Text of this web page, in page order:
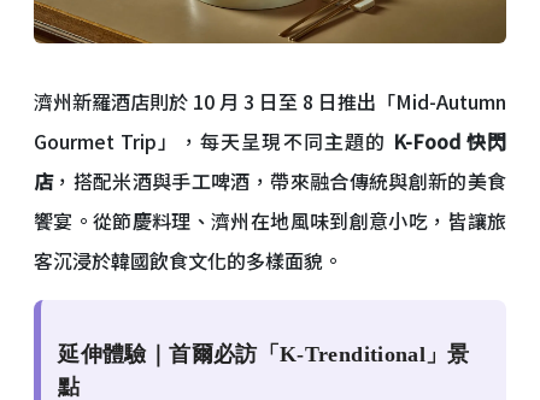
濟州新羅酒店則於 10 月 3 日至 8 日推出「Mid-Autumn
Gourmet Trip」，每天呈現不同主題的 K-Food 快閃
店，搭配米酒與手工啤酒，帶來融合傳統與創新的美食
饗宴。從節慶料理、濟州在地風味到創意小吃，皆讓旅
客沉浸於韓國飲食文化的多樣面貌。
延伸體驗｜首爾必訪「K-Trenditional」景
點